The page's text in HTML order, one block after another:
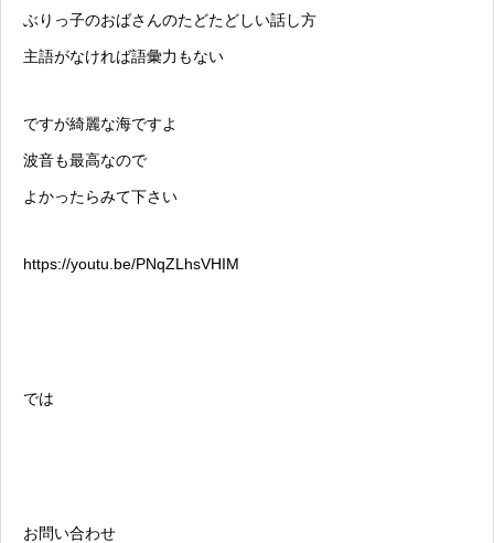
ぶりっ子のおばさんのたどたどしい話し方
主語がなければ語彙力もない
ですが綺麗な海ですよ
波音も最高なので
よかったらみて下さい
https://youtu.be/PNqZLhsVHIM
では
お問い合わせ